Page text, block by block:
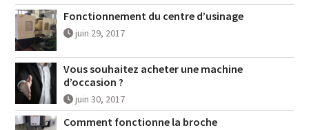
Fonctionnement du centre d’usinage
juin 29, 2017
Vous souhaitez acheter une machine
d’occasion ?
juin 30, 2017
Comment fonctionne la broche